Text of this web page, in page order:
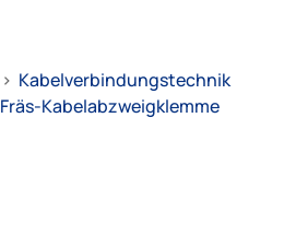
> Kabelverbindungstechnik
Fräs-Kabelabzweigklemme